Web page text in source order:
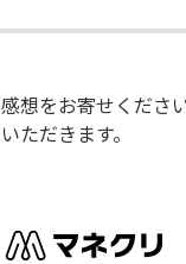
想をお寄せくださ
ただきます。